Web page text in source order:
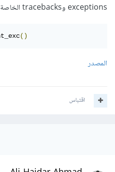
exceptions وtracebacks الخاصة بهم كما في المثال التالي:
()
المصدر
اقتباس